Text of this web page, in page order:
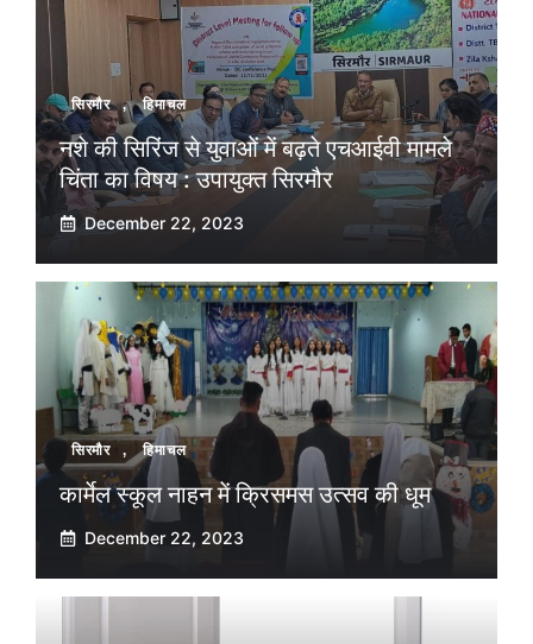
सिरमौर , हिमाचल
नशे की सिरिंज से युवाओं में बढ़ते एचआईवी मामले
चिंता का विषय : उपायुक्त सिरमौर
December 22, 2023
सिरमौर , हिमाचल
कार्मेल स्कूल नाहन में क्रिसमस उत्सव की धूम
December 22, 2023